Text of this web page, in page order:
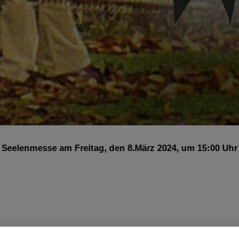
Seelenmesse am Freitag, den 8.März 2024, um 15:00 Uhr